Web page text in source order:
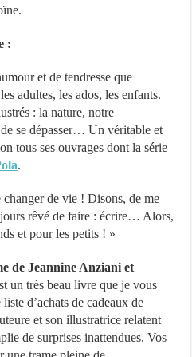
:
et de tendresse que
adultes, les ados, les enfants.
: la nature, notre
se dépasser… Un véritable et
tous ses ouvrages dont la série
.
changer de vie ! Disons, de me
rêvé de faire : écrire… Alors,
et pour les petits ! »
de Jeannine Anziani et
un très beau livre que je vous
d’achats de cadeaux de
et son illustratrice relatent
de surprises inattendues. Vos